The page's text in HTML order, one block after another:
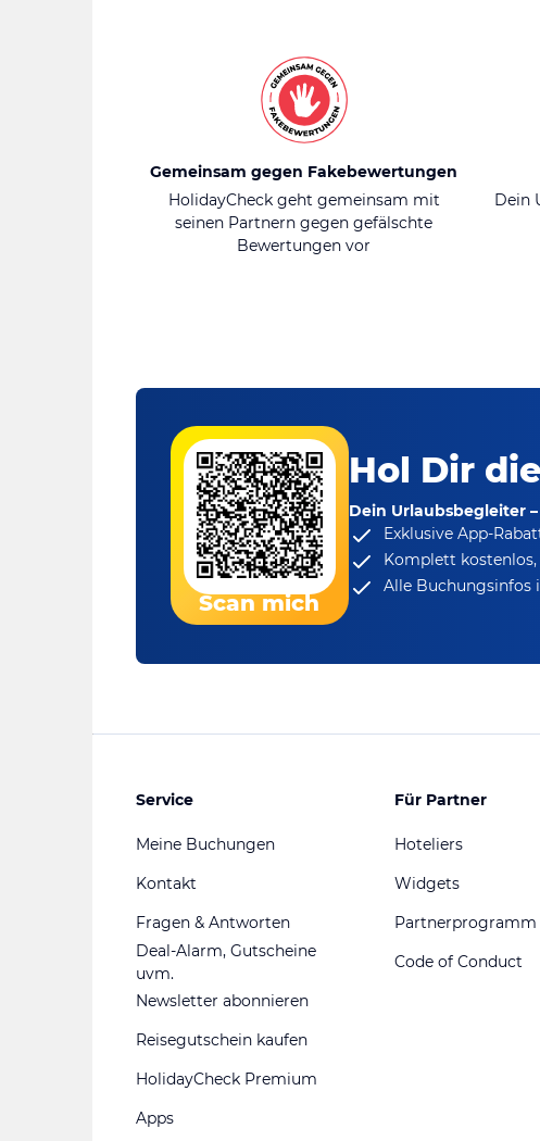
Gemeinsam gegen Fakebewertungen
HolidayCheck geht gemeinsam mit
seinen Partnern gegen gefälschte
Bewertungen vor
Dein
Scan mich
Hol Dir
Dein Urlaubsbegleiter
Exklusive App-
Komplett kostenlos,
Alle
Service
Meine Buchungen
Kontakt
Fragen & Antworten
Deal-Alarm, Gutscheine
uvm.
Newsletter abonnieren
Reisegutschein kaufen
HolidayCheck Premium
Apps
Für Partner
Hoteliers
Widgets
Partnerprogramm
Code of Conduct